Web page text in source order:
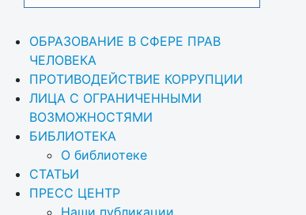
ОБРАЗОВАНИЕ В СФЕРЕ ПРАВ
ЧЕЛОВЕКА
ПРОТИВОДЕЙСТВИЕ КОРРУПЦИИ
ЛИЦА С ОГРАНИЧЕННЫМИ
ВОЗМОЖНОСТЯМИ
БИБЛИОТЕКА
О библиотеке
СТАТЬИ
ПРЕСС ЦЕНТР